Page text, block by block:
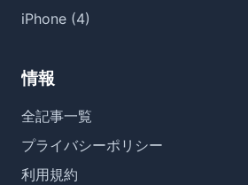
iPhone (4)
情報
全記事一覧
プライバシーポリシー
利用規約